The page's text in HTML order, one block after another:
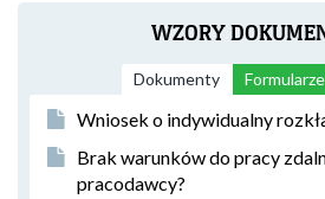
WZORY
Dokumenty Formularze
Wniosek o indywidualny
Brak warunków do pracy
pracodawcy?